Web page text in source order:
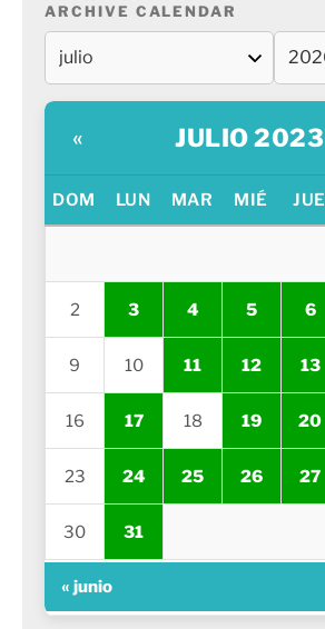
ARCHIVE CALENDAR
« JULIO 2023
DOM LUN MAR MIÉ JUE
2 3 4 5 6
9 10 11 12 13
16 17 18 19 20
23 24 25 26 27
30 31
« junio